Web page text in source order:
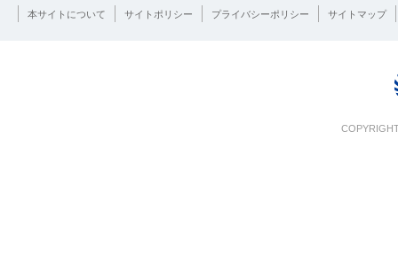
本サイトについて サイトポリシー プライバシーポリシー サイトマップ